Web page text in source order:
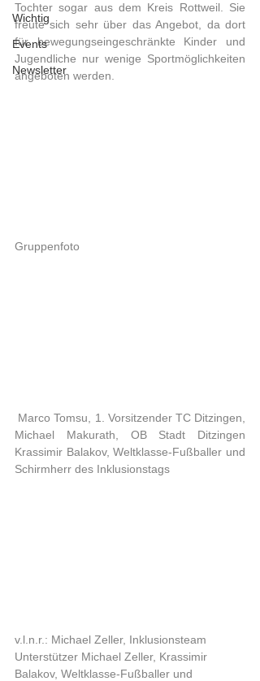
Wichtig
Events
Newsletter
Tochter sogar aus dem Kreis Rottweil. Sie
freute sich sehr über das Angebot, da dort
für bewegungseingeschränkte Kinder und
Jugendliche nur wenige Sportmöglichkeiten
angeboten werden.
Gruppenfoto
Michael Makurath, OB Stadt Ditzingen
Krassimir Balakov, Weltklasse-Fußballer und
Schirmherr des Inklusionstags
v.l.n.r.: Michael Zeller, Inklusionsteam
Unterstützer Michael Zeller, Krassimir
Balakov, Weltklasse-Fußballer und